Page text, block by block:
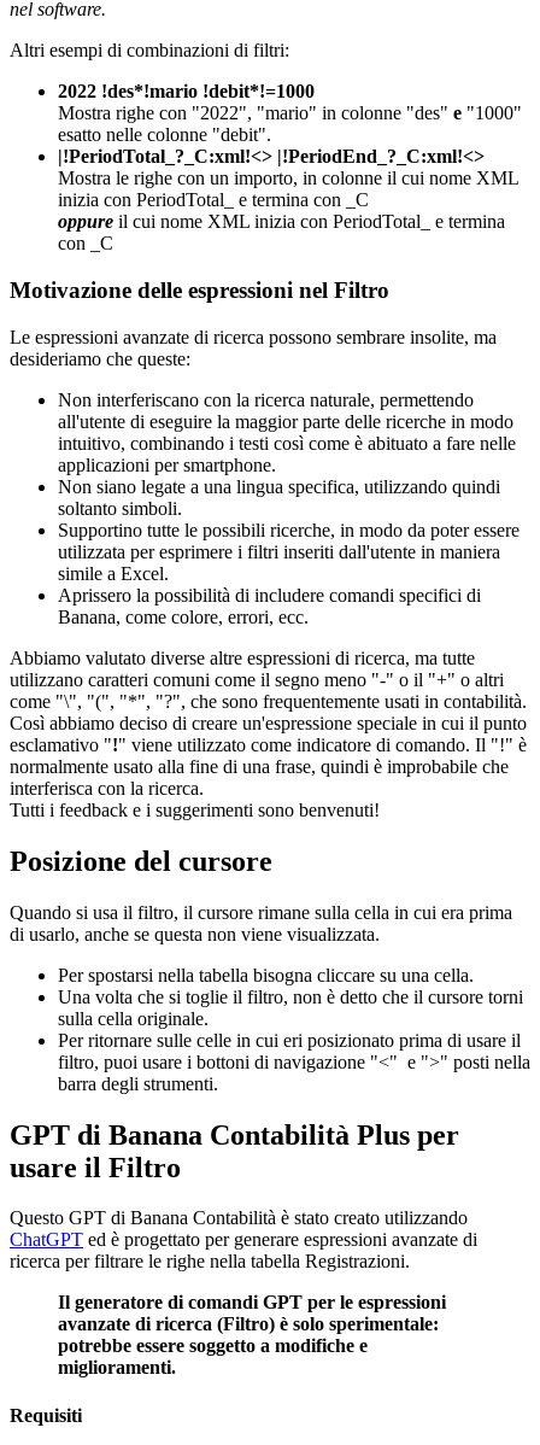
nel software.
Altri esempi di combinazioni di filtri:
2022 !des*!mario !debit*!=1000
Mostra righe con "2022", "mario" in colonne "des" e "1000"
esatto nelle colonne "debit".
|!PeriodTotal_?_C:xml!<> |!PeriodEnd_?_C:xml!<>
Mostra le righe con un importo, in colonne il cui nome XML
inizia con PeriodTotal_ e termina con _C
oppure il cui nome XML inizia con PeriodTotal_ e termina
con _C
Motivazione delle espressioni nel Filtro
Le espressioni avanzate di ricerca possono sembrare insolite, ma
desideriamo che queste:
Non interferiscano con la ricerca naturale, permettendo
all'utente di eseguire la maggior parte delle ricerche in modo
intuitivo, combinando i testi così come è abituato a fare nelle
applicazioni per smartphone.
Non siano legate a una lingua specifica, utilizzando quindi
soltanto simboli.
Supportino tutte le possibili ricerche, in modo da poter essere
utilizzata per esprimere i filtri inseriti dall'utente in maniera
simile a Excel.
Aprissero la possibilità di includere comandi specifici di
Banana, come colore, errori, ecc.
Abbiamo valutato diverse altre espressioni di ricerca, ma tutte
utilizzano caratteri comuni come il segno meno "-" o il "+" o altri
come "\", "(", "*", "?", che sono frequentemente usati in contabilità.
Così abbiamo deciso di creare un'espressione speciale in cui il punto
esclamativo "!" viene utilizzato come indicatore di comando. Il "!" è
normalmente usato alla fine di una frase, quindi è improbabile che
interferisca con la ricerca.
Tutti i feedback e i suggerimenti sono benvenuti!
Posizione del cursore
Quando si usa il filtro, il cursore rimane sulla cella in cui era prima
di usarlo, anche se questa non viene visualizzata.
Per spostarsi nella tabella bisogna cliccare su una cella.
Una volta che si toglie il filtro, non è detto che il cursore torni
sulla cella originale.
Per ritornare sulle celle in cui eri posizionato prima di usare il
filtro, puoi usare i bottoni di navigazione "<" e ">" posti nella
barra degli strumenti.
GPT di Banana Contabilità Plus per
usare il Filtro
Questo GPT di Banana Contabilità è stato creato utilizzando
ChatGPT ed è progettato per generare espressioni avanzate di
ricerca per filtrare le righe nella tabella Registrazioni.
Il generatore di comandi GPT per le espressioni
avanzate di ricerca (Filtro) è solo sperimentale:
potrebbe essere soggetto a modifiche e
miglioramenti.
Requisiti